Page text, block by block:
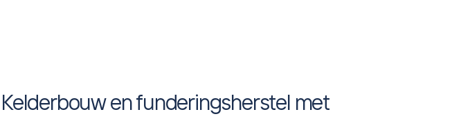
Kelderbouw en funderingsherstel met